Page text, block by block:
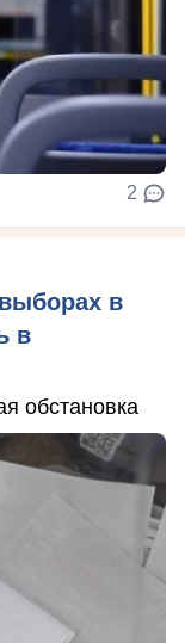
2
в
в
обстановка